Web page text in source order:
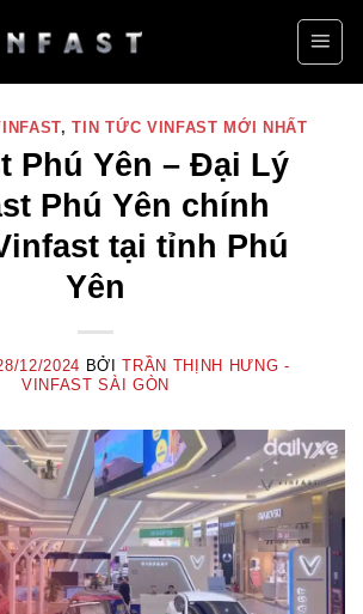
,TIN TỨC VINFAST MỚI NHẤT
Phú Yên – Đại Lý
Phú Yên chính
tại tỉnh Phú
Yên
12/2024 BỞITRẦN THỊNH HƯNG -
VINFAST SÀI GÒN